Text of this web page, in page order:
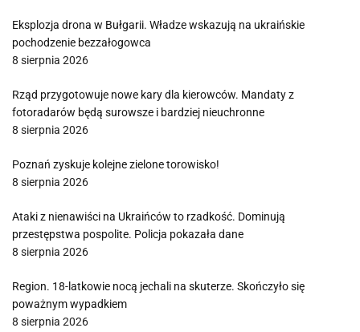
Eksplozja drona w Bułgarii. Władze wskazują na ukraińskie
pochodzenie bezzałogowca
8 sierpnia 2026
Rząd przygotowuje nowe kary dla kierowców. Mandaty z
fotoradarów będą surowsze i bardziej nieuchronne
8 sierpnia 2026
Poznań zyskuje kolejne zielone torowisko!
8 sierpnia 2026
Ataki z nienawiści na Ukraińców to rzadkość. Dominują
przestępstwa pospolite. Policja pokazała dane
8 sierpnia 2026
Region. 18-latkowie nocą jechali na skuterze. Skończyło się
poważnym wypadkiem
8 sierpnia 2026